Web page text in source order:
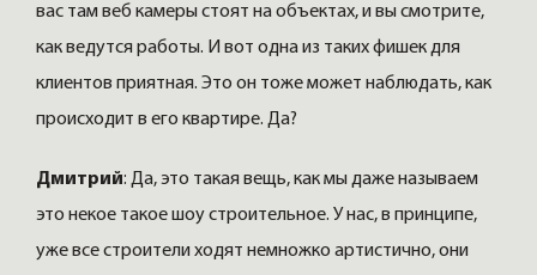
вас там веб камеры стоят на объектах, и вы смотрите,
как ведутся работы. И вот одна из таких фишек для
клиентов приятная. Это он тоже может наблюдать, как
происходит в его квартире. Да?
Дмитрий: Да, это такая вещь, как мы даже называем
это некое такое шоу строительное. У нас, в принципе,
уже все строители ходят немножко артистично, они